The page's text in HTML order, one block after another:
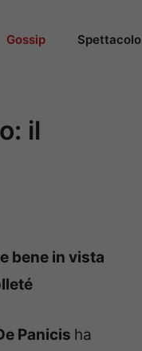
Gossip Spettacolo
il
bene in vista
Panicis ha